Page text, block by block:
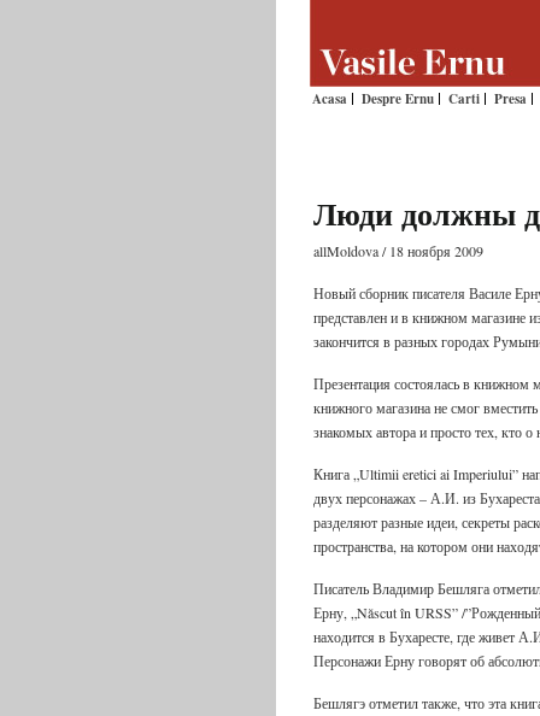
Acasa Despre Ernu Carti Presa
Люди должны
allMoldova / 18 ноября 2009
Новый сборник писателя Василе
представлен и в книжном магазине
закончится в разных городах
Презентация состоялась в книжном
книжного магазина не смог
знакомых автора и просто тех, кто
Книга „Ultimii eretici ai Imperiului”
двух персонажах – А.И. из
разделяют разные идеи, секреты
пространства, на котором они
Писатель Владимир Бешляга
Ерну, „Născut în URSS” /
находится в Бухаресте, где живет
Персонажи Ерну говорят об
Бешлягэ отметил также, что эта